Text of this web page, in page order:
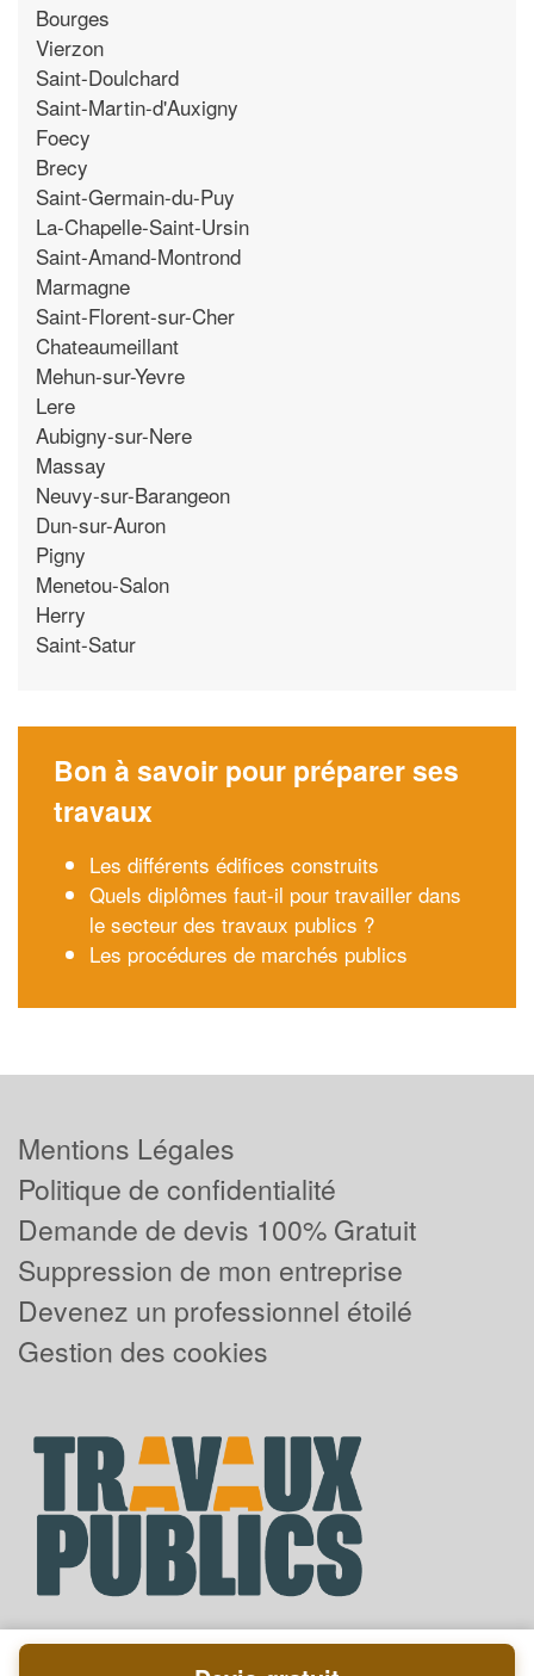
Bourges
Vierzon
Saint-Doulchard
Saint-Martin-d'Auxigny
Foecy
Brecy
Saint-Germain-du-Puy
La-Chapelle-Saint-Ursin
Saint-Amand-Montrond
Marmagne
Saint-Florent-sur-Cher
Chateaumeillant
Mehun-sur-Yevre
Lere
Aubigny-sur-Nere
Massay
Neuvy-sur-Barangeon
Dun-sur-Auron
Pigny
Menetou-Salon
Herry
Saint-Satur
Bon à savoir pour préparer ses
travaux
Les différents édifices construits
Quels diplômes faut-il pour travailler dans
le secteur des travaux publics ?
Les procédures de marchés publics
Mentions Légales
Politique de confidentialité
Demande de devis 100% Gratuit
Suppression de mon entreprise
Devenez un professionnel étoilé
Gestion des cookies